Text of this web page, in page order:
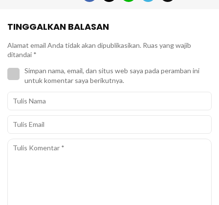
TINGGALKAN BALASAN
Alamat email Anda tidak akan dipublikasikan. Ruas yang wajib
ditandai *
Simpan nama, email, dan situs web saya pada peramban ini
untuk komentar saya berikutnya.